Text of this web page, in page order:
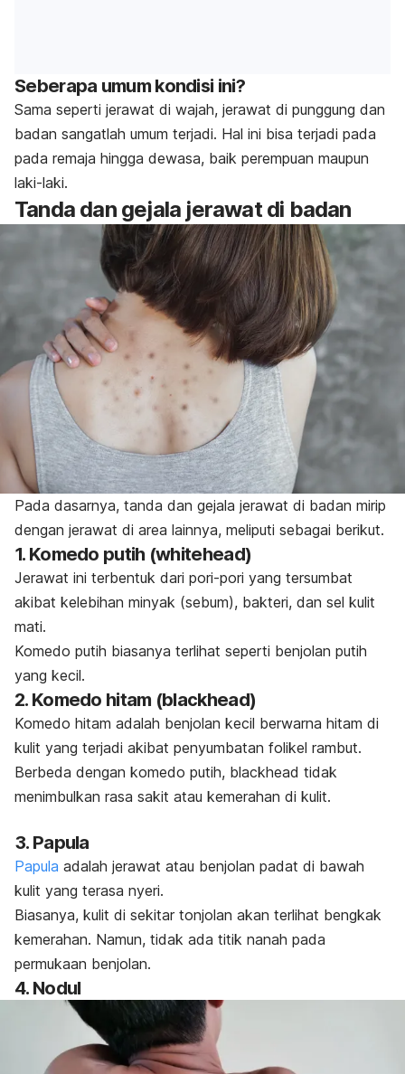
Seberapa umum kondisi ini?
Sama seperti jerawat di wajah, jerawat di punggung dan
badan sangatlah umum terjadi. Hal ini bisa terjadi pada
pada remaja hingga dewasa, baik perempuan maupun
laki-laki.
Tanda dan gejala jerawat di badan
Pada dasarnya, tanda dan gejala jerawat di badan mirip
dengan jerawat di area lainnya, meliputi sebagai berikut.
1. Komedo putih (whitehead)
Jerawat ini terbentuk dari pori-pori yang tersumbat
akibat kelebihan minyak (sebum), bakteri, dan sel kulit
mati.
Komedo putih biasanya terlihat seperti benjolan putih
yang kecil.
2. Komedo hitam (blackhead)
Komedo hitam adalah benjolan kecil berwarna hitam di
kulit yang terjadi akibat penyumbatan folikel rambut.
Berbeda dengan komedo putih, blackhead tidak
menimbulkan rasa sakit atau kemerahan di kulit.
3. Papula
Papula adalah jerawat atau benjolan padat di bawah
kulit yang terasa nyeri.
Biasanya, kulit di sekitar tonjolan akan terlihat bengkak
kemerahan. Namun, tidak ada titik nanah pada
permukaan benjolan.
4. Nodul